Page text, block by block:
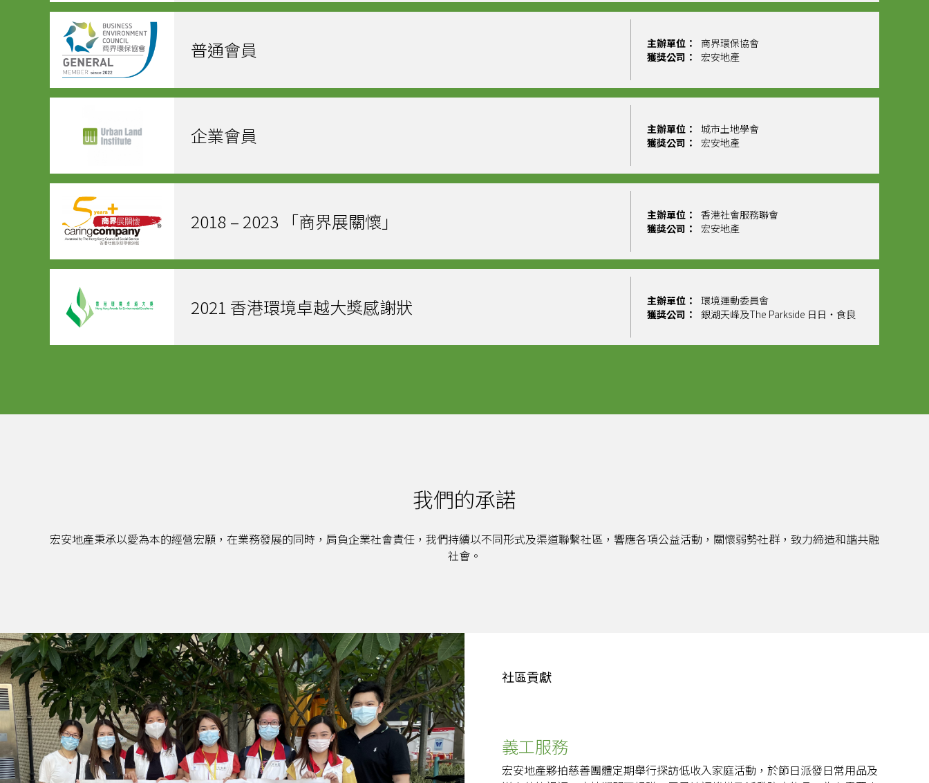
普通會員 主辦單位：
商界環保協會
獲獎公司：
宏安地產
企業會員 主辦單位：
城市土地學會
獲獎公司：
宏安地產
2018 – 2023 「商界展關懷」 主辦單位：
香港社會服務聯會
獲獎公司：
宏安地產
2021 香港環境卓越大獎感謝狀 主辦單位：
環境運動委員會
獲獎公司：
銀湖天峰及The Parkside 日日‧食良
我們的承諾
宏安地產秉承以愛為本的經營宏願，在業務發展的同時，肩負企業社會責任，我們持續以不同形式及渠道聯繫社區，響應各項公益活動，關懷弱勢社群，致力締造和諧共融
社會。
社區貢獻
義工服務
宏安地產夥拍慈善團體定期舉行探訪低收入家庭活動，於節日派發日常用品及